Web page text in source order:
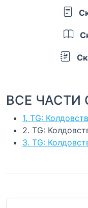
ВСЕ ЧАСТИ
1. TG:
2. TG:
3. TG: